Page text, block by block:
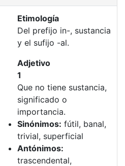
Etimología
Del prefijo in-, sustancia
y el sufijo -al.
Adjetivo
1
Que no tiene sustancia,
significado o
importancia.
Sinónimos: fútil, banal,
trivial, superficial
Antónimos:
trascendental,